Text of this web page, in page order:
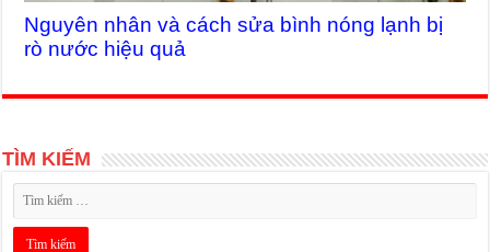
Nguyên nhân và cách sửa bình nóng lạnh bị
rò nước hiệu quả
TÌM KIẾM